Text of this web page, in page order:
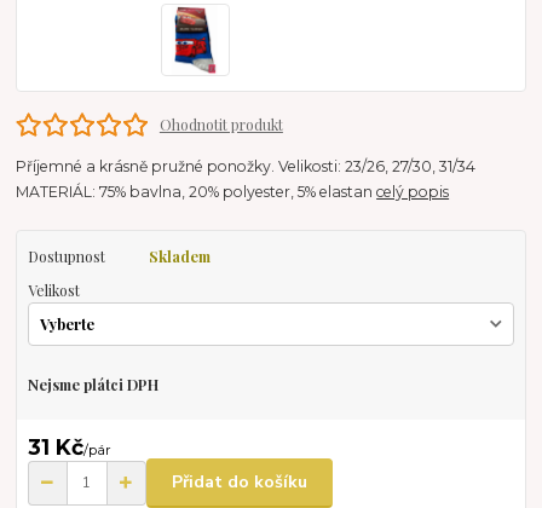
Ohodnotit produkt
Příjemné a krásně pružné ponožky. Velikosti: 23/26, 27/30, 31/34
MATERIÁL: 75% bavlna, 20% polyester, 5% elastancelý popis
Dostupnost
Skladem
Velikost
Nejsme plátci DPH
31 Kč/pár
Přidat do košíku